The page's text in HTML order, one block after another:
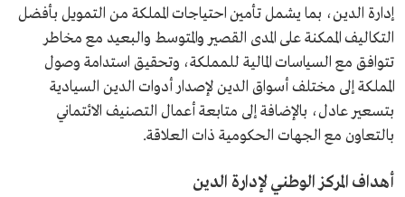
إدارة الدين، بما يشمل تأمين احتياجات المملكة من التمويل بأفضل
التكاليف الممكنة على المدى القصير والمتوسط والبعيد مع مخاطر
تتوافق مع السياسات المالية للمملكة، وتحقيق استدامة وصول
المملكة إلى مختلف أسواق الدين لإصدار أدوات الدين السيادية
بتسعير عادل، بالإضافة إلى متابعة أعمال التصنيف الائتماني
بالتعاون مع الجهات الحكومية ذات العلاقة.
أهداف المركز الوطني لإدارة الدين